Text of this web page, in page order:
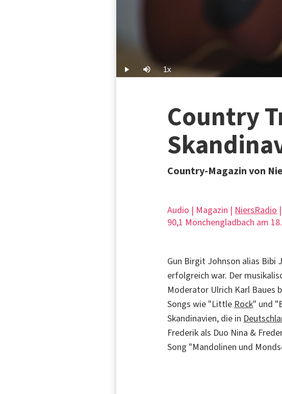
Play Mute 1xPlayback
Rate
Country
Country-Magazin von
Audio | Magazin | NiersRadio |
90,1 Mönchengladbach am
Gun Birgit Johnson alias Bibi
erfolgreich war. Der
Moderator Ulrich Karl Baues
Songs wie "Little Rock" und
Skandinavien, die in
Frederik als Duo Nina &
Song "Mandolinen und